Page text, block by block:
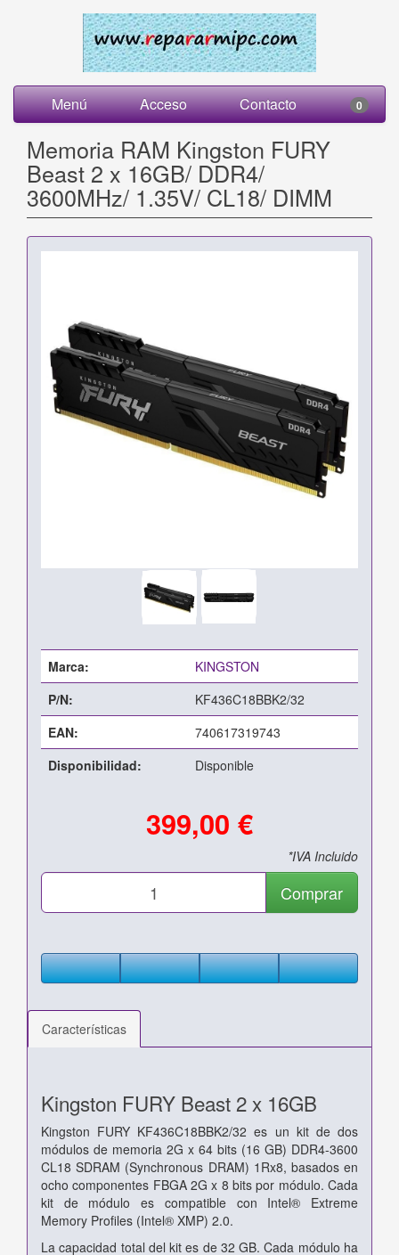
Menú Acceso Contacto 0
Memoria RAM Kingston FURY
Beast 2 x 16GB/ DDR4/
3600MHz/ 1.35V/ CL18/ DIMM
Marca:
KINGSTON
P/N:
KF436C18BBK2/32
EAN:
740617319743
Disponibilidad:
Disponible
399,00 €
*IVA Incluido
Comprar
Características
Kingston FURY Beast 2 x 16GB
Kingston FURY KF436C18BBK2/32 es un kit de dos
módulos de memoria 2G x 64 bits (16 GB) DDR4-3600
CL18 SDRAM (Synchronous DRAM) 1Rx8, basados ​​en
ocho componentes FBGA 2G x 8 bits por módulo. Cada
kit de módulo es compatible con Intel® Extreme
Memory Profiles (Intel® XMP) 2.0.
La capacidad total del kit es de 32 GB. Cada módulo ha